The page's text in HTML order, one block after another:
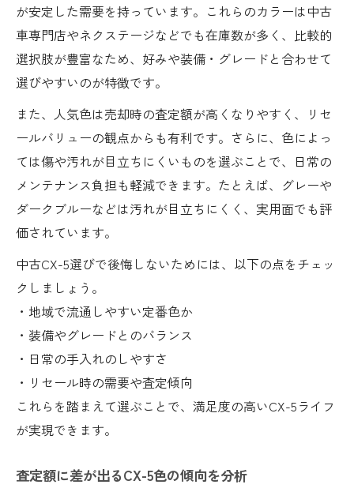
が安定した需要を持っています。これらのカラーは中古
車専門店やネクステージなどでも在庫数が多く、比較的
選択肢が豊富なため、好みや装備・グレードと合わせて
選びやすいのが特徴です。
また、人気色は売却時の査定額が高くなりやすく、リセ
ールバリューの観点からも有利です。さらに、色によっ
ては傷や汚れが目立ちにくいものを選ぶことで、日常の
メンテナンス負担も軽減できます。たとえば、グレーや
ダークブルーなどは汚れが目立ちにくく、実用面でも評
価されています。
中古CX-5選びで後悔しないためには、以下の点をチェッ
クしましょう。
・地域で流通しやすい定番色か
・装備やグレードとのバランス
・日常の手入れのしやすさ
・リセール時の需要や査定傾向
これらを踏まえて選ぶことで、満足度の高いCX-5ライフ
が実現できます。
査定額に差が出るCX-5色の傾向を分析